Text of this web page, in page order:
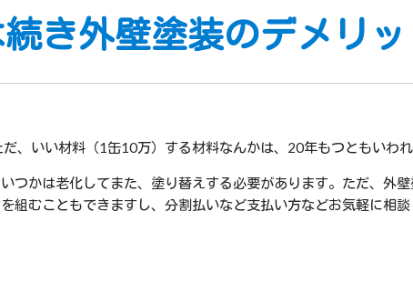
き外壁塗装のデメリッ
、いい材料（1缶10万）する材料なんかは、20年もつともいわれ
かは老化してまた、塗り替えする必要があります。ただ、外
組むこともできますし、分割払いなど支払い方などお気軽に相談